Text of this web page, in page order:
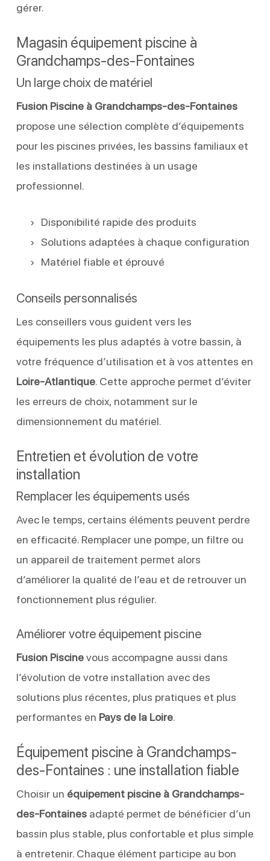
gérer.
Magasin équipement piscine à
Grandchamps-des-Fontaines
Un large choix de matériel
Fusion Piscine à Grandchamps-des-Fontaines
propose une sélection complète d’équipements
pour les piscines privées, les bassins familiaux et
les installations destinées à un usage
professionnel.
Disponibilité rapide des produits
Solutions adaptées à chaque configuration
Matériel fiable et éprouvé
Conseils personnalisés
Les conseillers vous guident vers les
équipements les plus adaptés à votre bassin, à
votre fréquence d’utilisation et à vos attentes en
Loire-Atlantique. Cette approche permet d’éviter
les erreurs de choix, notamment sur le
dimensionnement du matériel.
Entretien et évolution de votre
installation
Remplacer les équipements usés
Avec le temps, certains éléments peuvent perdre
en efficacité. Remplacer une pompe, un filtre ou
un appareil de traitement permet alors
d’améliorer la qualité de l’eau et de retrouver un
fonctionnement plus régulier.
Améliorer votre équipement piscine
Fusion Piscinevous accompagne aussi dans
l’évolution de votre installation avec des
solutions plus récentes, plus pratiques et plus
performantes en Pays de la Loire.
Équipement piscine à Grandchamps-
des-Fontaines : une installation fiable
Choisir un équipement piscine à Grandchamps-
des-Fontainesadapté permet de bénéficier d’un
bassin plus stable, plus confortable et plus simple
à entretenir. Chaque élément participe au bon